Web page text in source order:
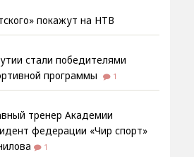
покажут на НТВ
стали победителями
программы
1
тренер Академии
федерации «Чир спорт»
1